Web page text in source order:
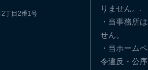
丁目2番1号
りません。.
・当事務所
せん。
・当ホーム
令違反・公